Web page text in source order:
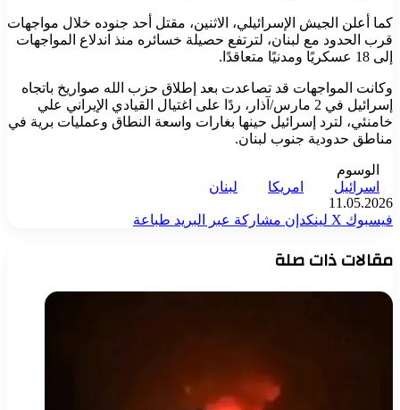
كما أعلن الجيش الإسرائيلي، الاثنين، مقتل أحد جنوده خلال مواجهات
قرب الحدود مع لبنان، لترتفع حصيلة خسائره منذ اندلاع المواجهات
إلى 18 عسكريًا ومدنيًا متعاقدًا.
وكانت المواجهات قد تصاعدت بعد إطلاق حزب الله صواريخ باتجاه
إسرائيل في 2 مارس/آذار، ردًا على اغتيال القيادي الإيراني علي
خامنئي، لترد إسرائيل حينها بغارات واسعة النطاق وعمليات برية في
مناطق حدودية جنوب لبنان.
الوسوم
اسرائيل
امريكا
لبنان
11.05.2026
فيسبوك ‫X لينكدإن مشاركة عبر البريد طباعة
مقالات ذات صلة